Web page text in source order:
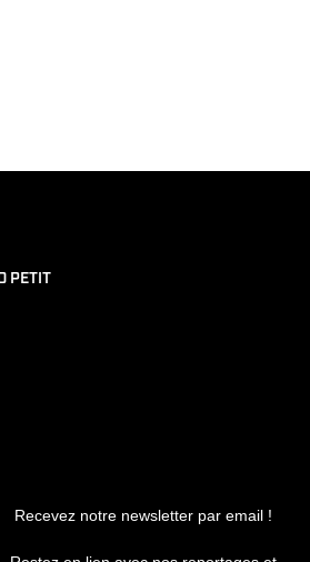
PETIT
Recevez notre newsletter par email !